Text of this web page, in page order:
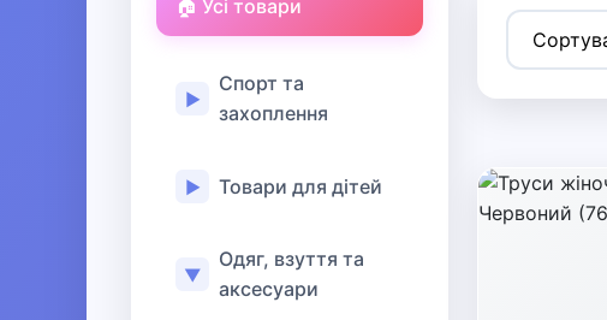
🏠 Усі товари
▶
Спорт та
захоплення
▶ Товари для дітей
▼
Одяг, взуття та
аксесуари